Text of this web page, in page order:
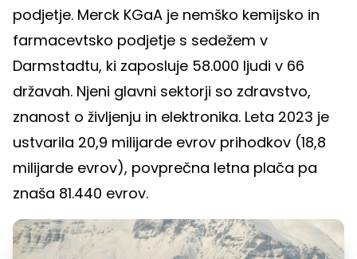
podjetje. Merck KGaA je nemško kemijsko in
farmacevtsko podjetje s sedežem v
Darmstadtu, ki zaposluje 58.000 ljudi v 66
državah. Njeni glavni sektorji so zdravstvo,
znanost o življenju in elektronika. Leta 2023 je
ustvarila 20,9 milijarde evrov prihodkov (18,8
milijarde evrov), povprečna letna plača pa
znaša 81.440 evrov.